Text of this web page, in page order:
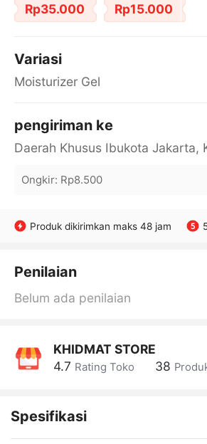
Rp35.000 Rp15.000
Variasi
Moisturizer Gel
pengiriman ke
Ongkir: Rp8.500
Produk dikirimkan maks 48 jam
Penilaian
Belum ada penilaian
KHIDMAT STORE
4.7 Rating Toko 38
Spesifikasi